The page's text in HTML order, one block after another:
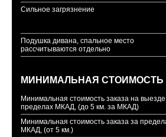
Сильное загрязнение
Подушка дивана, спальное место
рассчитываются отдельно
МИНИМАЛЬНАЯ СТОИМОСТЬ
Минимальная стоимость заказа на выезде
пределах МКАД, (до 5 км. за МКАД)
Минимальная стоимость заказа за
МКАД, (от 5 км.)